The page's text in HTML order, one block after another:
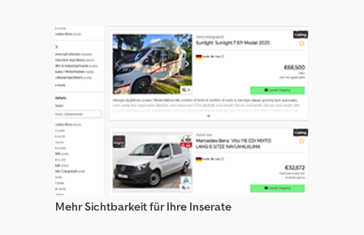
Sonstige Walze Für Bau & Straßenbau
Teile & Zubehör
Walze Für Bau & Straßenbau
Mehr Sichtbarkeit für Ihre Inserate